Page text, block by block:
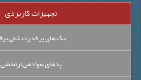
تجهیزات کاربردی
جک های پر قدرت خطی برقی
پدهای هوادهی ارتعاشی